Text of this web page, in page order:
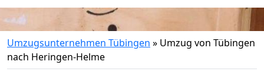
Umzugsunternehmen Tübingen » Umzug von Tübingen
nach Heringen-Helme